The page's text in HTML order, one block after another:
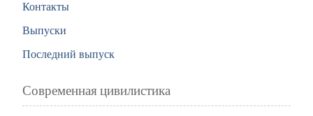
Контакты
Выпуски
Последний выпуск
Современная цивилистика